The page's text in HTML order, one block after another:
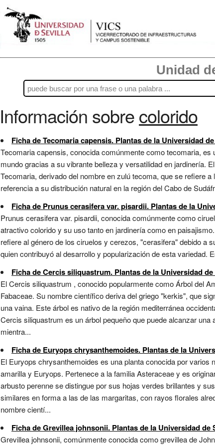
Unidad
Información sobrecolorido
Ficha de Tecomaria capensis. Plantas de la Universidad
Tecomaria capensis, conocida comúnmente como tecomaria,
mundo gracias a su vibrante belleza y versatilidad en jardinería.
Tecomaria, derivado del nombre en zulú tecoma, que se refiere
referencia a su distribución natural en la región del Cabo de
Ficha de Prunus cerasifera var. pisardii. Plantas de la
Prunus cerasifera var. pisardii, conocida comúnmente como
atractivo colorido y su uso tanto en jardinería como en
refiere al género de los ciruelos y cerezos, "cerasifera" debido a
quien contribuyó al desarrollo y popularización de esta variedad.
Ficha de Cercis siliquastrum. Plantas de la Universidad
El Cercis siliquastrum , conocido popularmente como Árbol del
Fabaceae. Su nombre científico deriva del griego "kerkis", que
una vaina. Este árbol es nativo de la región mediterránea
Cercis siliquastrum es un árbol pequeño que puede alcanzar
mientra...
Ficha de Euryops chrysanthemoides. Plantas de la
El Euryops chrysanthemoides es una planta conocida por
amarilla y Euryops. Pertenece a la familia Asteraceae y es
arbusto perenne se distingue por sus hojas verdes brillantes y
similares en forma a las de las margaritas, con rayos florales
nombre cientí...
Ficha de Grevillea johnsonii. Plantas de la Universidad de
Grevillea johnsonii, comúnmente conocida como grevillea de